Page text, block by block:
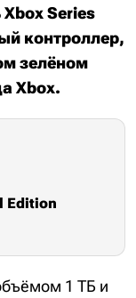
Series
контроллер,
зелёном
Xbox.
Edition
1 ТБ и